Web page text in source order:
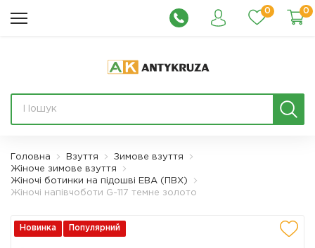
0 0
Головна Взуття
Зимове взуття
Жіноче зимове взуття
Жіночі ботинки на підошві ЕВА (ПВХ)
Жіночі напівчоботи G-117 темне золото
Новинка Популярний